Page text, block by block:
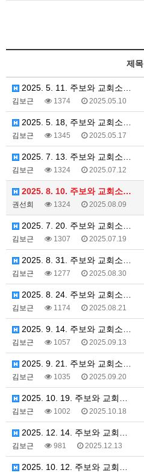
제목
2025. 5. 11. 주보와 교회소…
김보근 1374 2025.05.10
2025. 5. 18, 주보와 교회소…
김보근 1345 2025.05.17
2025. 7. 13. 주보와 교회소…
김보근 1324 2025.07.12
2025. 8. 10. 주보와 교회소…
권선희 1324 2025.08.09
2025. 7. 20. 주보와 교회소…
김보근 1307 2025.07.19
2025. 8. 31. 주보와 교회소…
김보근 1277 2025.08.30
2025. 8. 24. 주보와 교회소…
김보근 1174 2025.08.21
2025. 9. 14. 주보와 교회소…
김보근 1057 2025.09.13
2025. 9. 21. 주보와 교회소…
김보근 1035 2025.09.20
2025. 10. 19. 주보와 교회…
김보근 1002 2025.10.18
2025. 12. 14. 주보와 교회…
김보근 981 2025.12.13
2025. 10. 12. 주보와 교회…